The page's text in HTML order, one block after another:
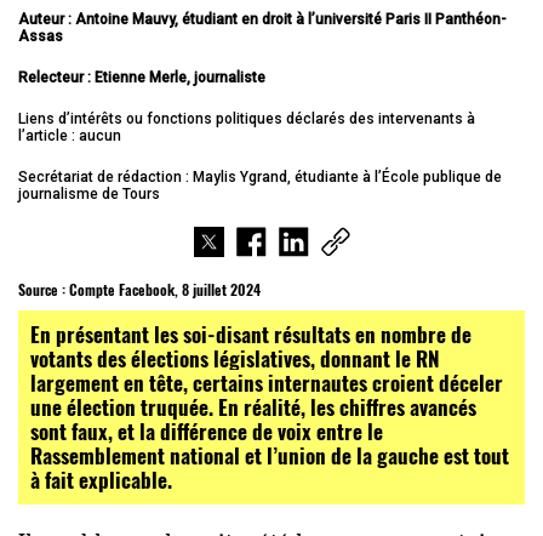
Auteur : Antoine Mauvy, étudiant en droit à l’université Paris II Panthéon-
Assas
Relecteur : Etienne Merle, journaliste
Liens d’intérêts ou fonctions politiques déclarés des intervenants à
l’article : aucun
Secrétariat de rédaction : Maylis Ygrand, étudiante à l’École publique de
journalisme de Tours
Source :Compte Facebook, 8 juillet 2024
En présentant les soi-disant résultats en nombre de
votants des élections législatives, donnant le RN
largement en tête, certains internautes croient déceler
une élection truquée. En réalité, les chiffres avancés
sont faux, et la différence de voix entre le
Rassemblement national et l’union de la gauche est tout
à fait explicable.